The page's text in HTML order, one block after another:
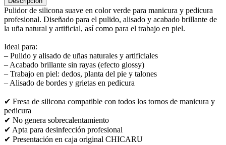
Pulidor de silicona suave en color verde para manicura y pedicura
profesional. Diseñado para el pulido, alisado y acabado brillante de
la uña natural y artificial, así como para el trabajo en piel.
Ideal para:
– Pulido y alisado de uñas naturales y artificiales
– Acabado brillante sin rayas (efecto glossy)
– Trabajo en piel: dedos, planta del pie y talones
– Alisado de bordes y grietas en pedicura
✔ Fresa de silicona compatible con todos los tornos de manicura y
pedicura
✔ No genera sobrecalentamiento
✔ Apta para desinfección profesional
✔ Presentación en caja original CHICARU